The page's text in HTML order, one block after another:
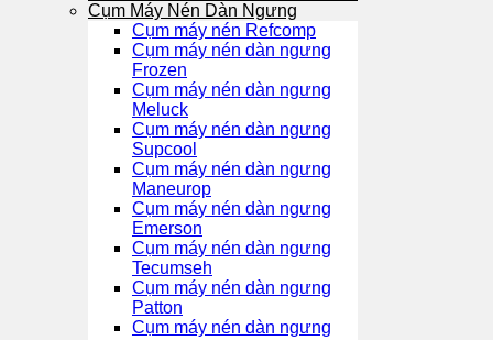
Cụm Máy Nén Dàn Ngưng
Cụm máy nén Refcomp
Cụm máy nén dàn ngưng
Frozen
Cụm máy nén dàn ngưng
Meluck
Cụm máy nén dàn ngưng
Supcool
Cụm máy nén dàn ngưng
Maneurop
Cụm máy nén dàn ngưng
Emerson
Cụm máy nén dàn ngưng
Tecumseh
Cụm máy nén dàn ngưng
Patton
Cụm máy nén dàn ngưng